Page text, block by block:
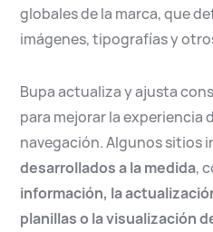
globales de la marca, que
imágenes, tipografías y
Bupa actualiza y ajusta
para mejorar la experiencia
navegación. Algunos sitios
desarrollados a la medida,
información, la
planillas o la visualización